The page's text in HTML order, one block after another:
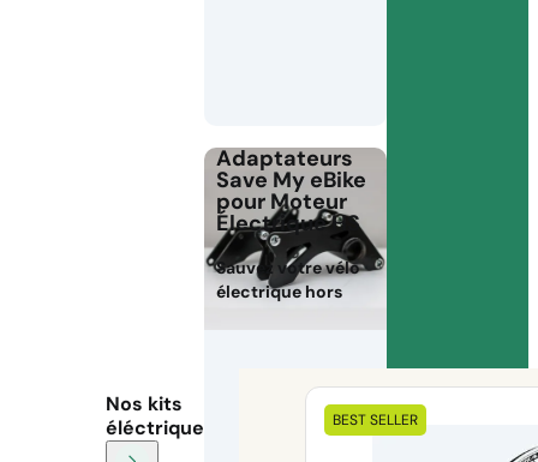
Nos kits
éléctriques
BEST SELLER
Adaptateurs
Save My eBike
pour Moteur
Électrique HS
Sauvez votre vélo
électrique hors